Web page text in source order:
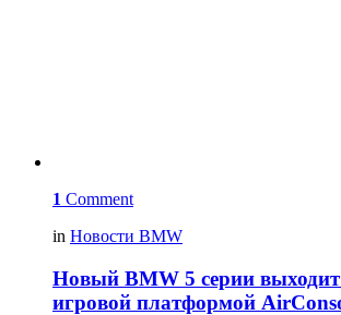
1 Comment
in Новости BMW
Новый BMW 5 серии
игровой платформой